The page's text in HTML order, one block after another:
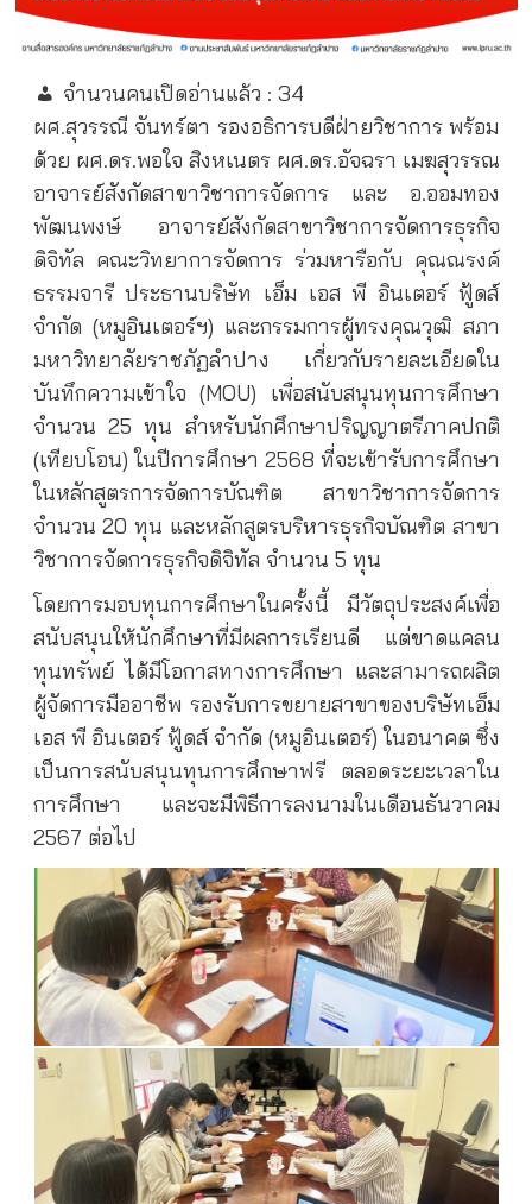
จำนวนคนเปิดอ่านแล้ว : 34
ผศ.สุวรรณี จันทร์ตา รองอธิการบดีฝ่ายวิชาการ พร้อม
ด้วย ผศ.ดร.พอใจ สิงหเนตร ผศ.ดร.อัจฉรา เมฆสุวรรณ
อาจารย์สังกัดสาขาวิชาการจัดการ และ อ.ออมทอง
พัฒนพงษ์ อาจารย์สังกัดสาขาวิชาการจัดการธุรกิจ
ดิจิทัล คณะวิทยาการจัดการ ร่วมหารือกับ คุณณรงค์
ธรรมจารี ประธานบริษัท เอ็ม เอส พี อินเตอร์ ฟู้ดส์
จำกัด (หมูอินเตอร์ฯ) และกรรมการผู้ทรงคุณวุฒิ สภา
มหาวิทยาลัยราชภัฏลำปาง เกี่ยวกับรายละเอียดใน
บันทึกความเข้าใจ (MOU) เพื่อสนับสนุนทุนการศึกษา
จำนวน 25 ทุน สำหรับนักศึกษาปริญญาตรีภาคปกติ
(เทียบโอน) ในปีการศึกษา 2568 ที่จะเข้ารับการศึกษา
ในหลักสูตรการจัดการบัณฑิต สาขาวิชาการจัดการ
จำนวน 20 ทุน และหลักสูตรบริหารธุรกิจบัณฑิต สาขา
วิชาการจัดการธุรกิจดิจิทัล จำนวน 5 ทุน
โดยการมอบทุนการศึกษาในครั้งนี้ มีวัตถุประสงค์เพื่อ
สนับสนุนให้นักศึกษาที่มีผลการเรียนดี แต่ขาดแคลน
ทุนทรัพย์ ได้มีโอกาสทางการศึกษา และสามารถผลิต
ผู้จัดการมืออาชีพ รองรับการขยายสาขาของบริษัทเอ็ม
เอส พี อินเตอร์ ฟู้ดส์ จำกัด (หมูอินเตอร์) ในอนาคต ซึ่ง
เป็นการสนับสนุนทุนการศึกษาฟรี ตลอดระยะเวลาใน
การศึกษา และจะมีพิธีการลงนามในเดือนธันวาคม
2567 ต่อไป